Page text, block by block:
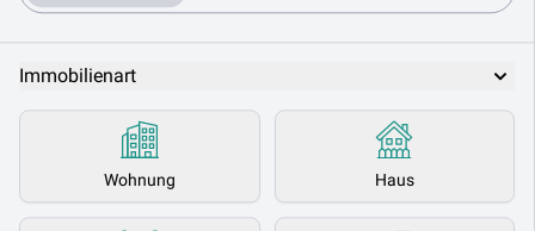
Immobilienart
Wohnung Haus